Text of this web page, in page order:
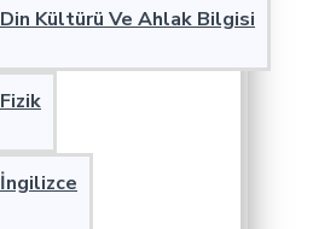
Din Kültürü Ve Ahlak Bilgisi
Fizik
İngilizce